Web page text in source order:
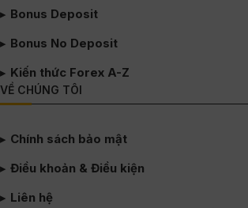
Bonus Deposit
Bonus No Deposit
Kiến thức Forex A-Z
VỀ CHÚNG TÔI
Chính sách bảo mật
Điều khoản & Điều kiện
Liên hệ